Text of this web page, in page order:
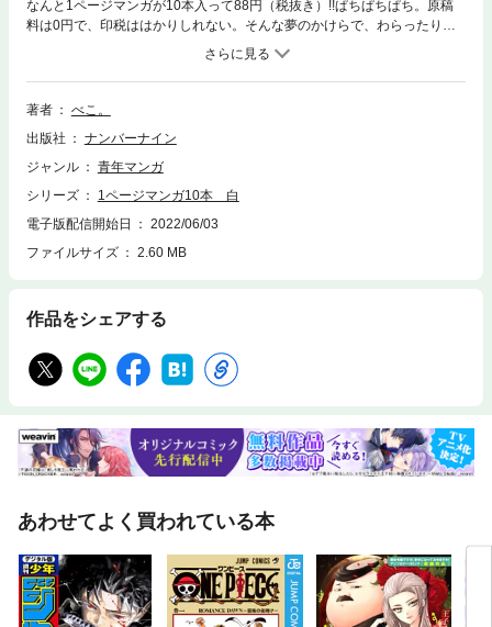
なんと1ページマンガが10本入って88円（税抜き）!!ぱちぱちぱち。原稿
料は0円で、印税ははかりしれない。そんな夢のかけらで、わらったり、
ほんわかしたりしてみませんか。
著者
べこ。
出版社
ナンバーナイン
ジャンル
青年マンガ
シリーズ
1ページマンガ10本 白
電子版配信開始日
2022/06/03
ファイルサイズ
2.60 MB
作品をシェアする
あわせてよく買われている本